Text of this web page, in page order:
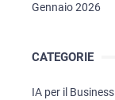
Gennaio 2026
CATEGORIE
IA per il Business
BLOG